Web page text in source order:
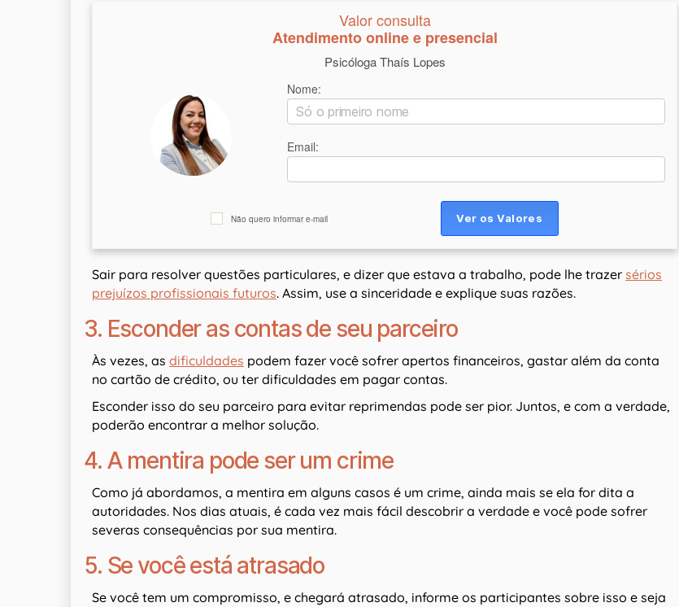
Valor consulta
Atendimento online e presencial
Psicóloga Thaís Lopes
Nome:
Email:
Não quero informar e-mail
Sair para resolver questões particulares, e dizer que estava a trabalho, pode lhe trazer sérios
prejuízos profissionais futuros. Assim, use a sinceridade e explique suas razões.
3. Esconder as contas de seu parceiro
Às vezes, as dificuldades podem fazer você sofrer apertos financeiros, gastar além da conta
no cartão de crédito, ou ter dificuldades em pagar contas.
Esconder isso do seu parceiro para evitar reprimendas pode ser pior. Juntos, e com a verdade,
poderão encontrar a melhor solução.
4. A mentira pode ser um crime
Como já abordamos, a mentira em alguns casos é um crime, ainda mais se ela for dita a
autoridades. Nos dias atuais, é cada vez mais fácil descobrir a verdade e você pode sofrer
severas consequências por sua mentira.
5. Se você está atrasado
Se você tem um compromisso, e chegará atrasado, informe os participantes sobre isso e seja